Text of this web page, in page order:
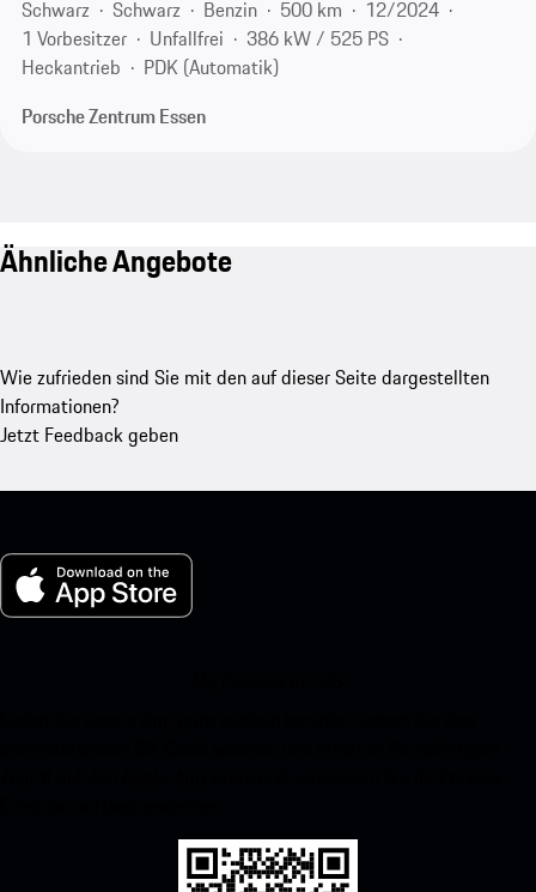
Schwarz
Schwarz Benzin 500 km
12/2024
1 Vorbesitzer
Unfallfrei
386 kW / 525 PS
Heckantrieb
PDK (Automatik)
Porsche Zentrum Essen
Ähnliche Angebote
Wie zufrieden sind Sie mit den auf dieser Seite dargestellten
Informationen?
Jetzt Feedback geben